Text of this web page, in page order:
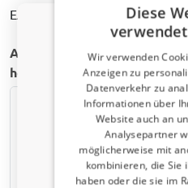
EAN: 8719457165935
Andere Auto Fußmatten für
heute
Diese
Wir verwenden
Anzeigen zu
Datenverkehr zu
Informationen über
Website auch an
Analysepartner
möglicherweise mit
kombinieren, die
haben oder die sie im
Rabattcode von
​Verraten Sie uns,
Ihren Rabatt zu